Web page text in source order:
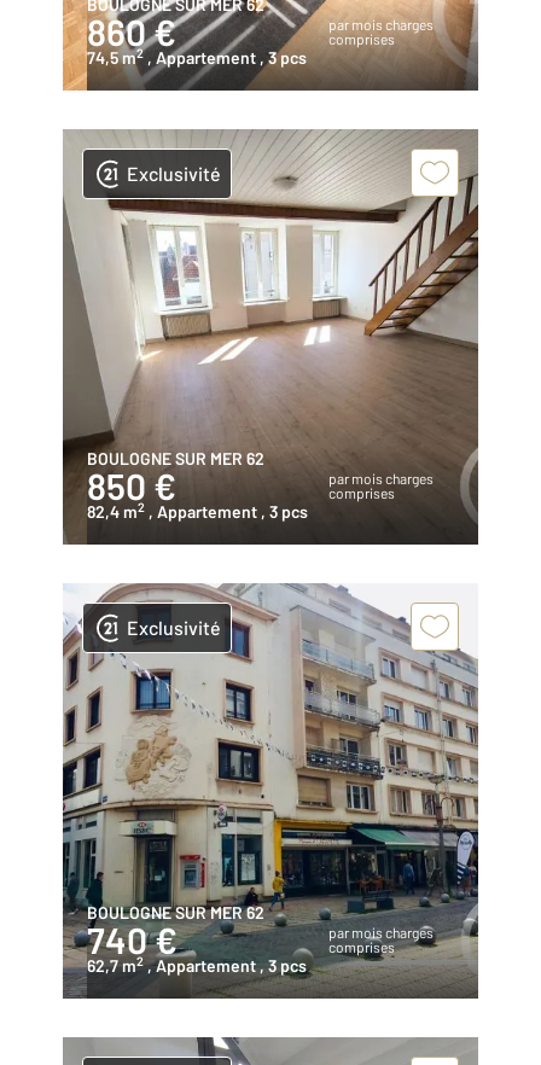
BOULOGNE SUR MER 62
860 €
par mois charges
comprises
74,5 m2 , Appartement , 3 pcs
Exclusivité
BOULOGNE SUR MER 62
850 €
par mois charges
comprises
82,4 m2 , Appartement , 3 pcs
Exclusivité
BOULOGNE SUR MER 62
740 €
par mois charges
comprises
62,7 m2 , Appartement , 3 pcs